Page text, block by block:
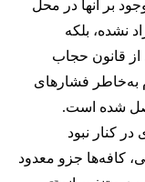
بر آنها در محل
نشده، بلکه
قانون حجاب
به‌خاطر فشارهای
شده است.
کنار نبود
کافه‌ها جزو معدود